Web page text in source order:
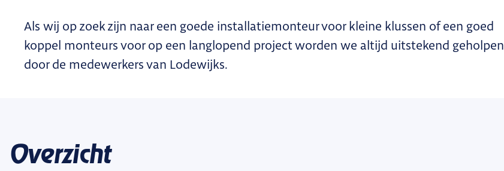
Als wij op zoek zijn naar een goede installatiemonteur voor kleine klussen of een goed
koppel monteurs voor op een langlopend project worden we altijd uitstekend geholpen
door de medewerkers van Lodewijks.
Overzicht